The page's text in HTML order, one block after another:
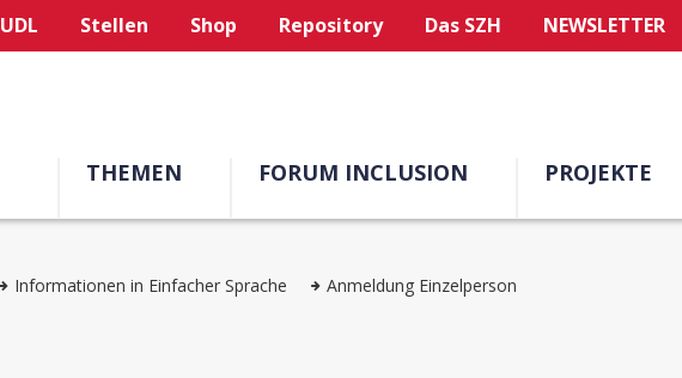
UDL Stellen Shop Repository Das SZH NEWSLETTER
THEMEN FORUM INCLUSION PROJEKTE
Informationen in Einfacher Sprache Anmeldung Einzelperson